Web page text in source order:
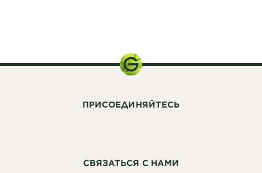
СВЯЗАТЬСЯ С НАМИ
ПРИСОЕДИНЯЙТЕСЬ